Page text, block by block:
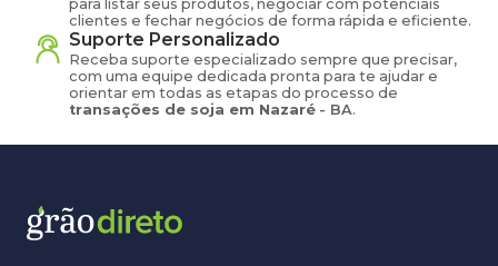
para listar seus produtos, negociar com potenciais
clientes e fechar negócios de forma rápida e eficiente.
Suporte Personalizado
Receba suporte especializado sempre que precisar,
com uma equipe dedicada pronta para te ajudar e
orientar em todas as etapas do processo de
transações de soja em Nazaré - BA.